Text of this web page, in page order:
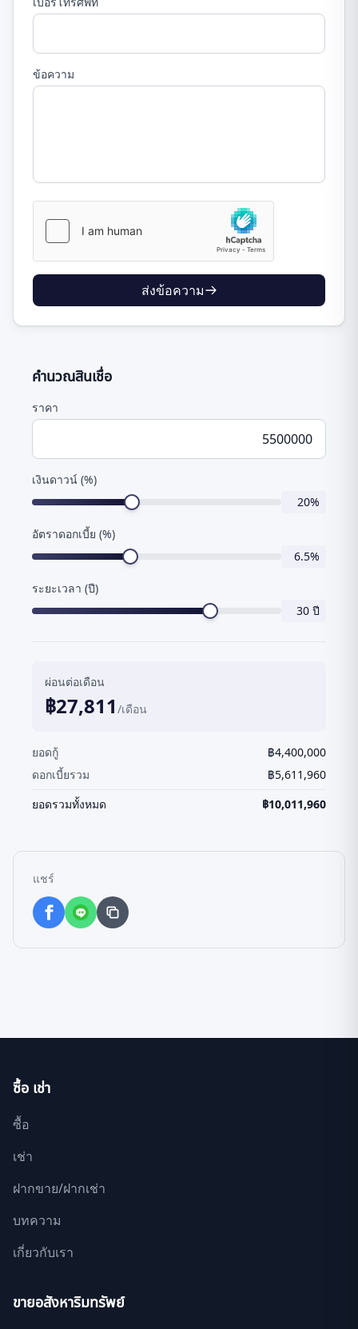
ข้อความ
ส่งข้อความ
คำนวณสินเชื่อ
ราคา
เงินดาวน์ (%)
20%
อัตราดอกเบี้ย (%)
6.5%
ระยะเวลา (ปี)
30 ปี
ผ่อนต่อเดือน
฿27,811 /เดือน
ยอดกู้ ฿4,400,000
ดอกเบี้ยรวม
฿5,611,960
ยอดรวมทั้งหมด
฿10,011,960
แชร์
ซื้อ เช่า
ซื้อ
เช่า
ฝากขาย/ฝากเช่า
บทความ
เกี่ยวกับเรา
ขายอสังหาริมทรัพย์